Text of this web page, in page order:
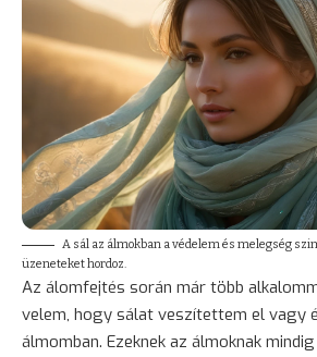
A sál az álmokban a védelem és melegség
üzeneteket hordoz.
Az álomfejtés során már több
velem, hogy sálat veszítettem el vagy
álmomban. Ezeknek az álmoknak